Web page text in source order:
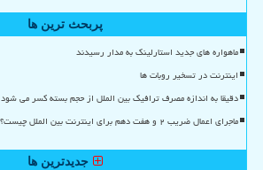
پربحث ترین ها
ماهواره های جدید استارلینک به مدار رسیدند
اینترنت در تسخیر روبات ها
دقیقا به اندازه مصرف ترافیک بین الملل از حجم بسته کسر می شود
ماجرای اعمال ضریب ۲ و هفت دهم برای اینترنت بین الملل چیست؟
جدیدترین ها